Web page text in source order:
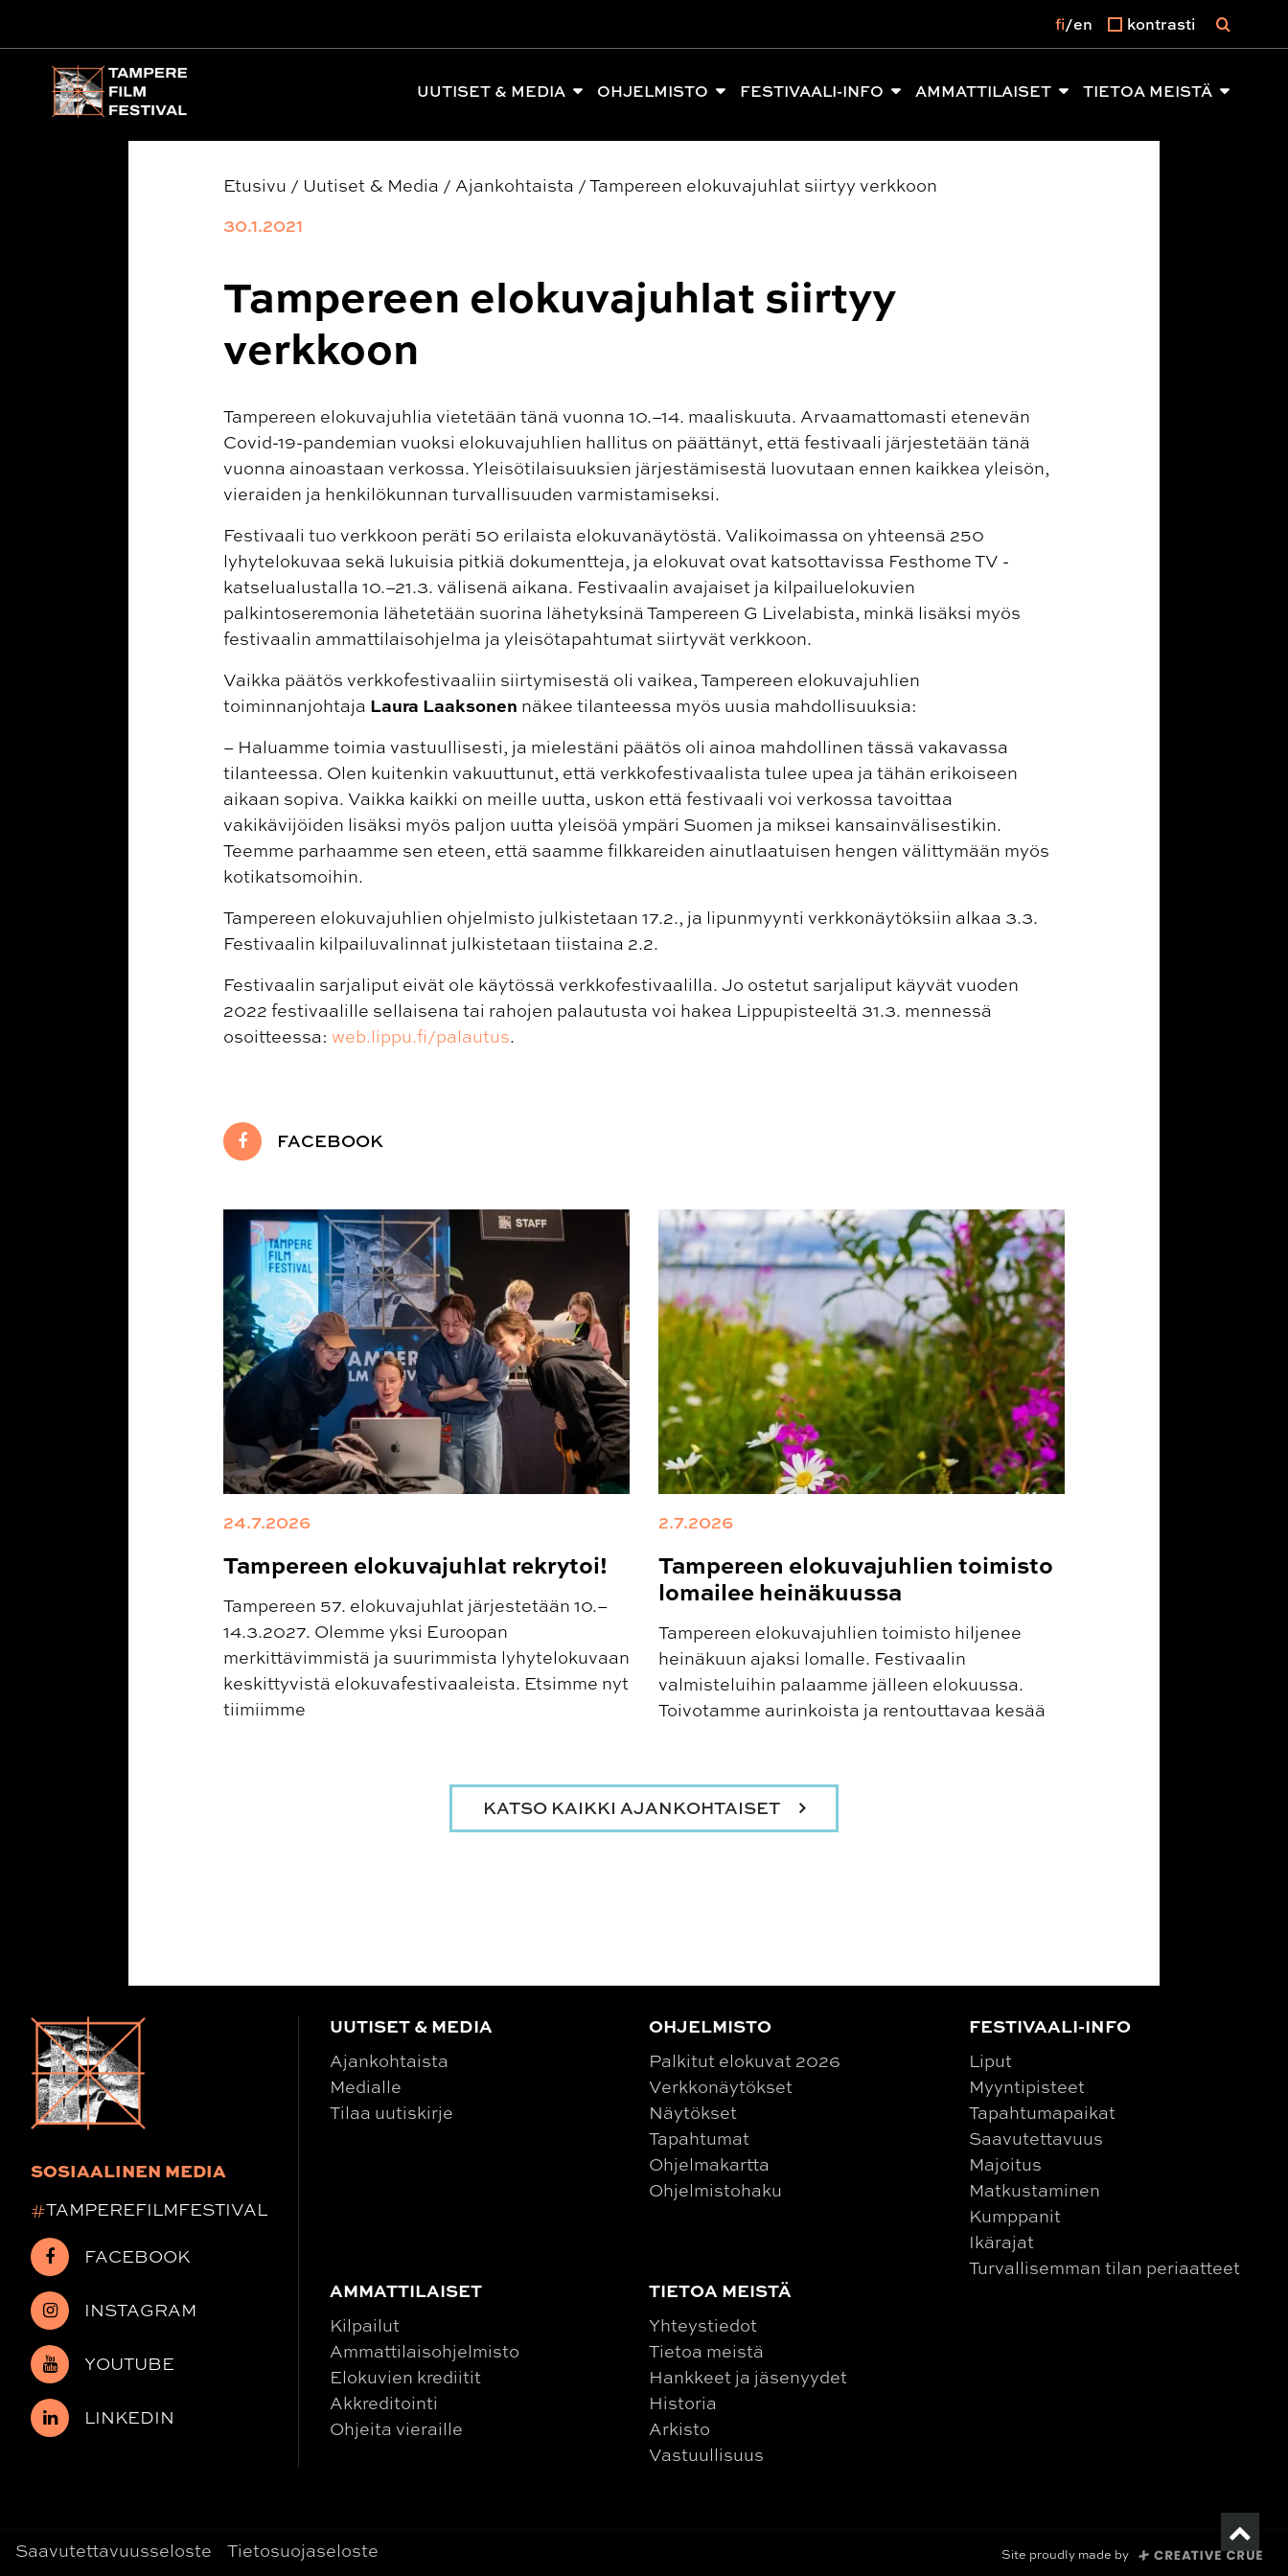
Päävalikko UUTISET & MEDIA OHJELMISTO FESTIVAALI-INFO AMMATTILAISET TIETOA MEISTÄ
fi en kontrasti
Etusivu / Uutiset & Media / Ajankohtaista /Tampereen elokuvajuhlat siirtyy verkkoon
30.1.2021
Tampereen elokuvajuhlat siirtyy
verkkoon
Tampereen elokuvajuhlia vietetään tänä vuonna 10.–14. maaliskuuta. Arvaamattomasti etenevän
Covid-19-pandemian vuoksi elokuvajuhlien hallitus on päättänyt, että festivaali järjestetään tänä
vuonna ainoastaan verkossa. Yleisötilaisuuksien järjestämisestä luovutaan ennen kaikkea yleisön,
vieraiden ja henkilökunnan turvallisuuden varmistamiseksi.
Festivaali tuo verkkoon peräti 50 erilaista elokuvanäytöstä. Valikoimassa on yhteensä 250
lyhytelokuvaa sekä lukuisia pitkiä dokumentteja, ja elokuvat ovat katsottavissa Festhome TV -
katselualustalla 10.–21.3. välisenä aikana. Festivaalin avajaiset ja kilpailuelokuvien
palkintoseremonia lähetetään suorina lähetyksinä Tampereen G Livelabista, minkä lisäksi myös
festivaalin ammattilaisohjelma ja yleisötapahtumat siirtyvät verkkoon.
Vaikka päätös verkkofestivaaliin siirtymisestä oli vaikea, Tampereen elokuvajuhlien
toiminnanjohtaja Laura Laaksonen näkee tilanteessa myös uusia mahdollisuuksia:
– Haluamme toimia vastuullisesti, ja mielestäni päätös oli ainoa mahdollinen tässä vakavassa
tilanteessa. Olen kuitenkin vakuuttunut, että verkkofestivaalista tulee upea ja tähän erikoiseen
aikaan sopiva. Vaikka kaikki on meille uutta, uskon että festivaali voi verkossa tavoittaa
vakikävijöiden lisäksi myös paljon uutta yleisöä ympäri Suomen ja miksei kansainvälisestikin.
Teemme parhaamme sen eteen, että saamme filkkareiden ainutlaatuisen hengen välittymään myös
kotikatsomoihin.
Tampereen elokuvajuhlien ohjelmisto julkistetaan 17.2., ja lipunmyynti verkkonäytöksiin alkaa 3.3.
Festivaalin kilpailuvalinnat julkistetaan tiistaina 2.2.
Festivaalin sarjaliput eivät ole käytössä verkkofestivaalilla. Jo ostetut sarjaliput käyvät vuoden
2022 festivaalille sellaisena tai rahojen palautusta voi hakea Lippupisteeltä 31.3. mennessä
osoitteessa: web.lippu.fi/palautus.
FACEBOOK
24.7.2026
Tampereen elokuvajuhlat rekrytoi!
Tampereen 57. elokuvajuhlat järjestetään 10.–
14.3.2027. Olemme yksi Euroopan
merkittävimmistä ja suurimmista lyhytelokuvaan
keskittyvistä elokuvafestivaaleista. Etsimme nyt
tiimiimme
2.7.2026
Tampereen elokuvajuhlien toimisto
lomailee heinäkuussa
Tampereen elokuvajuhlien toimisto hiljenee
heinäkuun ajaksi lomalle. Festivaalin
valmisteluihin palaamme jälleen elokuussa.
Toivotamme aurinkoista ja rentouttavaa kesää
KATSO KAIKKI AJANKOHTAISET
SOSIAALINEN MEDIA
#TAMPEREFILMFESTIVAL
FACEBOOK
INSTAGRAM
YOUTUBE
LINKEDIN
UUTISET & MEDIA
Ajankohtaista
Medialle
Tilaa uutiskirje
OHJELMISTO
Palkitut elokuvat 2026
Verkkonäytökset
Näytökset
Tapahtumat
Ohjelmakartta
Ohjelmistohaku
FESTIVAALI-INFO
Liput
Myyntipisteet
Tapahtumapaikat
Saavutettavuus
Majoitus
Matkustaminen
Kumppanit
Ikärajat
Turvallisemman tilan periaatteet
AMMATTILAISET
Kilpailut
Ammattilaisohjelmisto
Elokuvien krediitit
Akkreditointi
Ohjeita vieraille
TIETOA MEISTÄ
Yhteystiedot
Tietoa meistä
Hankkeet ja jäsenyydet
Historia
Arkisto
Vastuullisuus
Saavutettavuusseloste Tietosuojaseloste Site proudly made by